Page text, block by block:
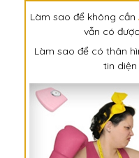
Làm sao để không cần
vẫn có
Làm sao để có thân
tin diện